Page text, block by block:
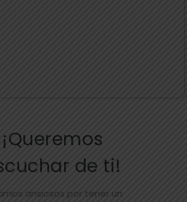
¡Queremos
de ti!
ansiosos por tener un